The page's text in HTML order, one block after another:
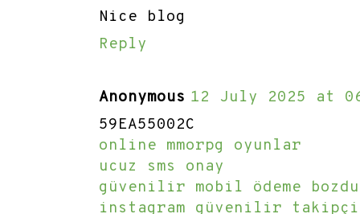
Nice blog
Reply
Anonymous 12 July 2025 at
59EA55002C
online mmorpg oyunlar
ucuz sms onay
güvenilir mobil ödeme
instagram güvenilir